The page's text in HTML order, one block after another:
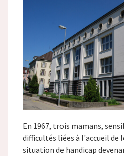
En 1967, trois mamans,
difficultés liées à l'accueil de
situation de handicap